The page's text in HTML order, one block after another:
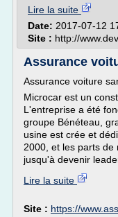
Lire la suite
Date: 2017-07-12
Site : http://
Assurance
Assurance voiture
Microcar est un
L'entreprise a été
groupe Bénéteau,
usine est crée et
2000, et les parts
jusqu'à devenir
Lire la suite
Site : https://